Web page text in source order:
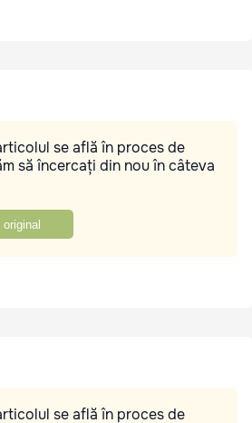
se află în proces de
să încercați din nou în câteva
se află în proces de